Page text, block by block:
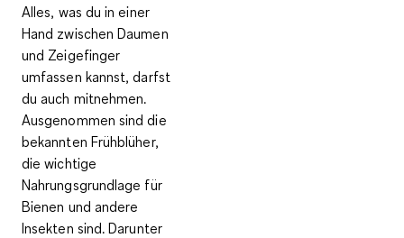
Alles, was du in einer
Hand zwischen Daumen
und Zeigefinger
umfassen kannst, darfst
du auch mitnehmen.
Ausgenommen sind die
bekannten Frühblüher,
die wichtige
Nahrungsgrundlage für
Bienen und andere
Insekten sind. Darunter